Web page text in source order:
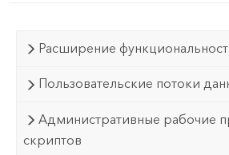
Расширение
Пользовательские потоки
Административные рабочие
скриптов